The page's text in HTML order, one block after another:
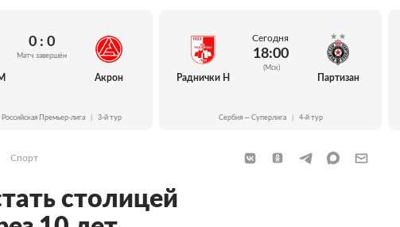
0 : 0
Матч завершён
Акрон
Премьер-лига 3-й тур
Раднички Н
Сегодня
18:00
(Мск)
Партизан
Сербия — Суперлига 4-й тур
Спорт
столицей